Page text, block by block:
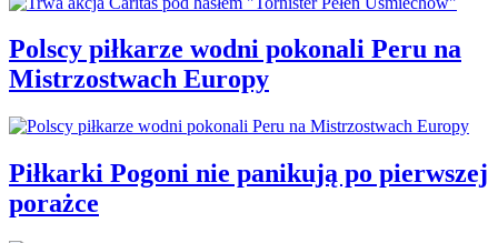
Polscy piłkarze wodni pokonali Peru na
Mistrzostwach Europy
Piłkarki Pogoni nie panikują po pierwszej
porażce